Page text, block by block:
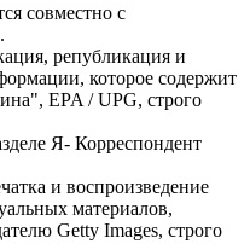
совместно с
републикация и
которое содержит
EPA / UPG, строго
Я- Корреспондент
и воспроизведение
материалов,
Getty Images, строго